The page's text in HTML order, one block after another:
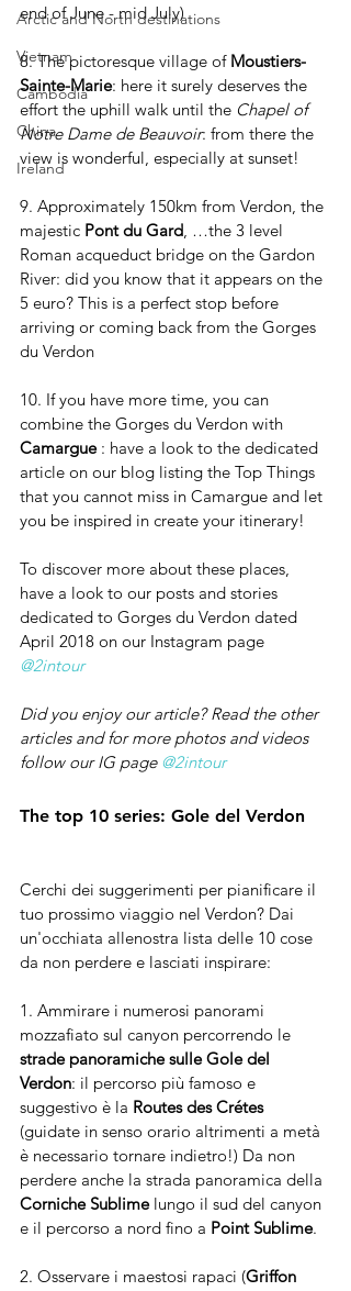
Arctic and North destinations
Vietnam
Cambodia
China
Ireland
end of June - mid July)
8. The pictoresque village of Moustiers-
Sainte-Marie: here it surely deserves the
effort the uphill walk until the Chapel of
Notre Dame de Beauvoir: from there the
view is wonderful, especially at sunset!
9. Approximately 150km from Verdon, the
majestic Pont du Gard , …the 3 level
Roman acqueduct bridge on the Gardon
River: did you know that it appears on the
5 euro? This is a perfect stop before
arriving or coming back from the Gorges
du Verdon
10. If you have more time, you can
combine the Gorges du Verdon with
Camargue : have a look to the dedicated
article on our blog listing the Top Things
that you cannot miss in Camargue and let
you be inspired in create your itinerary!
To discover more about these places,
have a look to our posts and stories
dedicated to Gorges du Verdon dated
April 2018 on our Instagram page
@2intour
Did you enjoy our article? Read the other
articles and for more photos and videos
follow our IG page @2intour
The top 10 series: Gole del Verdon
Cerchi dei suggerimenti per pianificare il
tuo prossimo viaggio nel Verdon? Dai
un'occhiata allenostra lista delle 10 cose
da non perdere e lasciati inspirare:
1. Ammirare i numerosi panorami
mozzafiato sul canyon percorrendo le
strade panoramiche sulle Gole del
Verdon: il percorso più famoso e
suggestivo è la Routes des Crétes
(guidate in senso orario altrimenti a metà
è necessario tornare indietro!) Da non
perdere anche la strada panoramica della
Corniche Sublime lungo il sud del canyon
e il percorso a nord fino a Point Sublime.
2. Osservare i maestosi rapaci (Griffon